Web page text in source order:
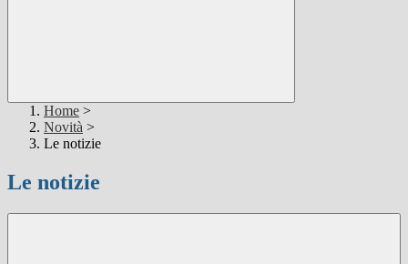
Home >
Novità >
Le notizie
Le notizie